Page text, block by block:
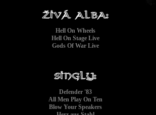
Hell On Wheels
Hell On Stage Live
Gods Of War Live
Defender '83
All Men Play On Ten
Blow Your Speakers